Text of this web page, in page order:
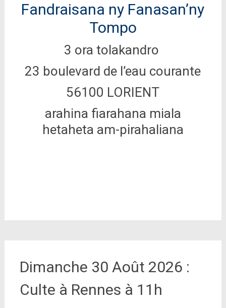
Fandraisana ny Fanasan’ny
Tompo
3 ora tolakandro
23 boulevard de l’eau courante
56100 LORIENT
arahina fiarahana miala
hetaheta am-pirahaliana
Dimanche 30 Août 2026 :
Culte à Rennes à 11h